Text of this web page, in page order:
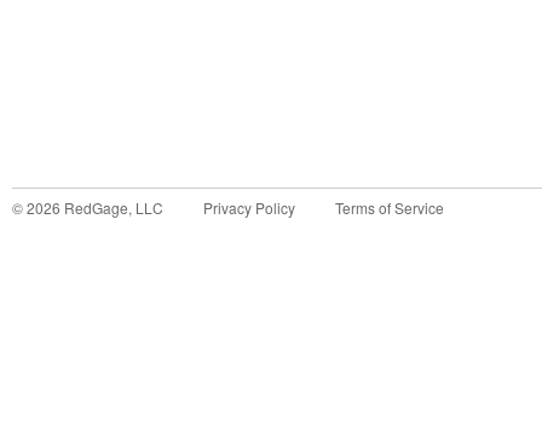
©2026 RedGage, LLC Privacy Policy Terms of Service